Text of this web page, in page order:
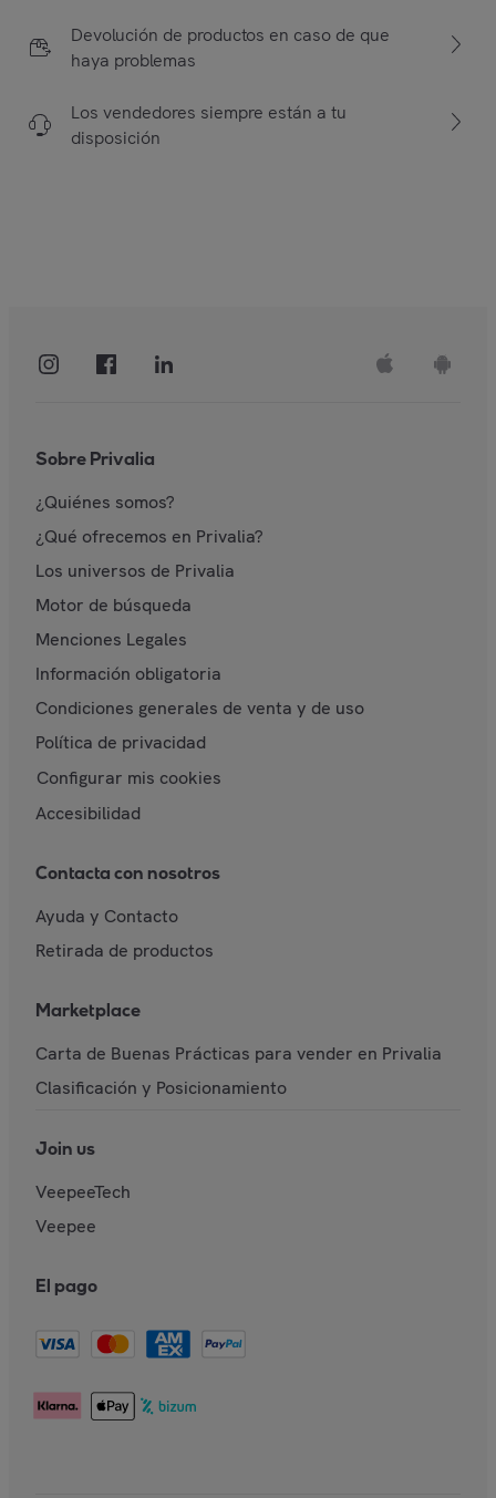
Devolución de productos en caso de que
haya problemas
Los vendedores siempre están a tu
disposición
Sobre Privalia
¿Quiénes somos?
¿Qué ofrecemos en Privalia?
Los universos de Privalia
Motor de búsqueda
Menciones Legales
Información obligatoria
Condiciones generales de venta y de uso
Política de privacidad
Configurar mis cookies
Accesibilidad
Contacta con nosotros
Ayuda y Contacto
Retirada de productos
Marketplace
Carta de Buenas Prácticas para vender en Privalia
Clasificación y Posicionamiento
Join us
VeepeeTech
Veepee
El pago